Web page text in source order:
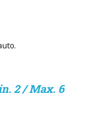
2 / Max. 6